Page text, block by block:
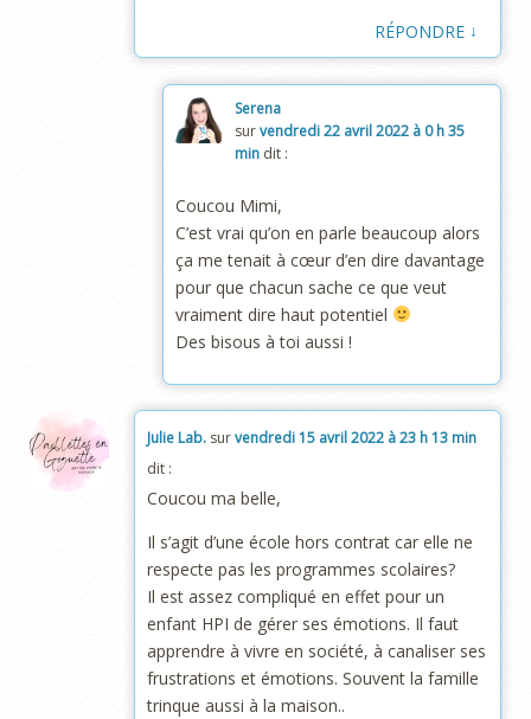
RÉPONDRE ↓
Serena
survendredi 22 avril 2022 à 0 h 35
min dit :
Coucou Mimi,
C’est vrai qu’on en parle beaucoup alors
ça me tenait à cœur d’en dire davantage
pour que chacun sache ce que veut
vraiment dire haut potentiel
Des bisous à toi aussi !
Julie Lab. survendredi 15 avril 2022 à 23 h 13 min
dit :
Coucou ma belle,
Il s’agit d’une école hors contrat car elle ne
respecte pas les programmes scolaires?
Il est assez compliqué en effet pour un
enfant HPI de gérer ses émotions. Il faut
apprendre à vivre en société, à canaliser ses
frustrations et émotions. Souvent la famille
trinque aussi à la maison..